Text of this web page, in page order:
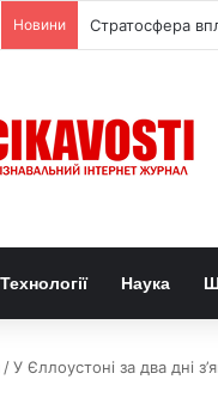
Новини П’ять етапів
Технології Наука
/У Єллоустоні за два дні